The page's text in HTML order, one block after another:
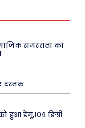
अध्यात्म
समरसता का
दस्तक
हुआ डेंगू,104 डिग्री